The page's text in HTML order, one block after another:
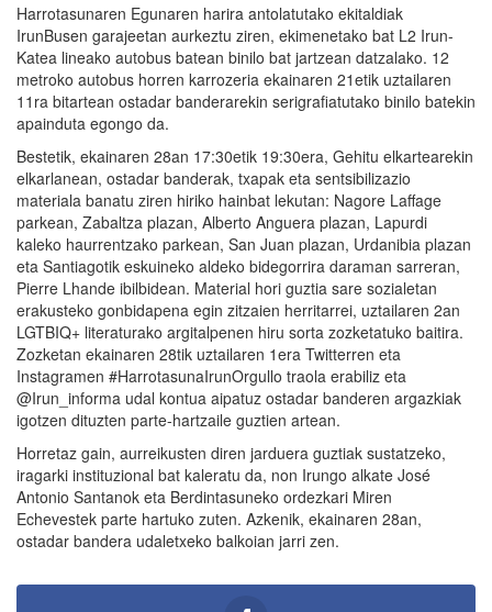
Harrotasunaren Egunaren harira antolatutako ekitaldiak
IrunBusen garajeetan aurkeztu ziren, ekimenetako bat L2 Irun-
Katea lineako autobus batean binilo bat jartzean datzalako. 12
metroko autobus horren karrozeria ekainaren 21etik uztailaren
11ra bitartean ostadar banderarekin serigrafiatutako binilo batekin
apainduta egongo da.
Bestetik, ekainaren 28an 17:30etik 19:30era, Gehitu elkartearekin
elkarlanean, ostadar banderak, txapak eta sentsibilizazio
materiala banatu ziren hiriko hainbat lekutan: Nagore Laffage
parkean, Zabaltza plazan, Alberto Anguera plazan, Lapurdi
kaleko haurrentzako parkean, San Juan plazan, Urdanibia plazan
eta Santiagotik eskuineko aldeko bidegorrira daraman sarreran,
Pierre Lhande ibilbidean. Material hori guztia sare sozialetan
erakusteko gonbidapena egin zitzaien herritarrei, uztailaren 2an
LGTBIQ+ literaturako argitalpenen hiru sorta zozketatuko baitira.
Zozketan ekainaren 28tik uztailaren 1era Twitterren eta
Instagramen #HarrotasunaIrunOrgullo traola erabiliz eta
@Irun_informa udal kontua aipatuz ostadar banderen argazkiak
igotzen dituzten parte-hartzaile guztien artean.
Horretaz gain, aurreikusten diren jarduera guztiak sustatzeko,
iragarki instituzional bat kaleratu da, non Irungo alkate José
Antonio Santanok eta Berdintasuneko ordezkari Miren
Echevestek parte hartuko zuten. Azkenik, ekainaren 28an,
ostadar bandera udaletxeko balkoian jarri zen.